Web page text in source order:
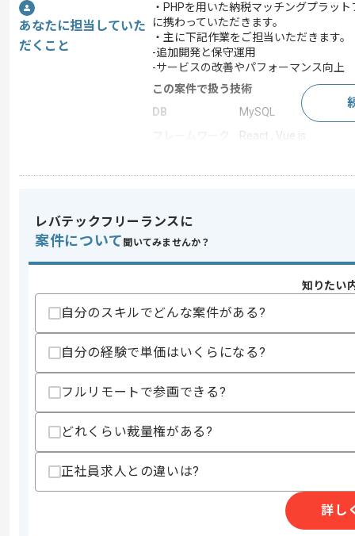
あなたに担当していた
だくこと
・PHPを用いた納税マッチングプラッ
に携わっていただきます。
・主に下記作業をご担当いただきます。
-追加開発と保守運用
-サービスの改善やパフォーマンス向上
この案件で扱う技術
DB
MySQL
React , Vue.js
特徴
社内開発が多い
スキル
・Webアプリケーション開発経験(3年以
・Gitを用いたチーム開発経験
・AWSやGCPなどクラウドでのインフ
・JavaScript、Vue.js、Reactなどのフ
・アジャイル手法を用いた開発経験
・Webマーケティングに関する知見
レバテックフリーランスに
案件について 聞いてみませんか？
知りたい
自分のスキルでどんな案件がある?
自分の経験で単価はいくらになる?
フルリモートで参画できる?
どれくらい裁量権がある?
正社員求人との違いは?
詳し